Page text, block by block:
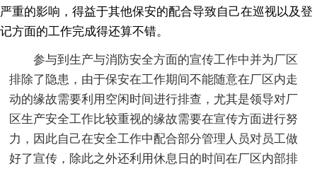
严重的影响，得益于其他保安的配合导致自己在巡视以及登
记方面的工作完成得还算不错。
参与到生产与消防安全方面的宣传工作中并为厂区
排除了隐患，由于保安在工作期间不能随意在厂区内走
动的缘故需要利用空闲时间进行排查，尤其是领导对厂
区生产安全工作比较重视的缘故需要在宣传方面进行努
力，因此自己在安全工作中配合部分管理人员对员工做
好了宣传，除此之外还利用休息日的时间在厂区内部排